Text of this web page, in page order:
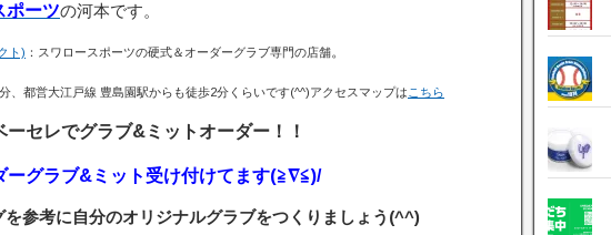
ポーツの河本です。
ト) ：スワロースポーツの硬式＆オーダーグラブ専門の店舗。
、都営大江戸線 豊島園駅からも徒歩2分くらいです(^^)アクセスマップは こちら
ーセレでグラブ&ミットオーダー！！
グラブ&ミット受け付けてます(≧∇≦)/
を参考に自分のオリジナルグラブをつくりましょう(^^)